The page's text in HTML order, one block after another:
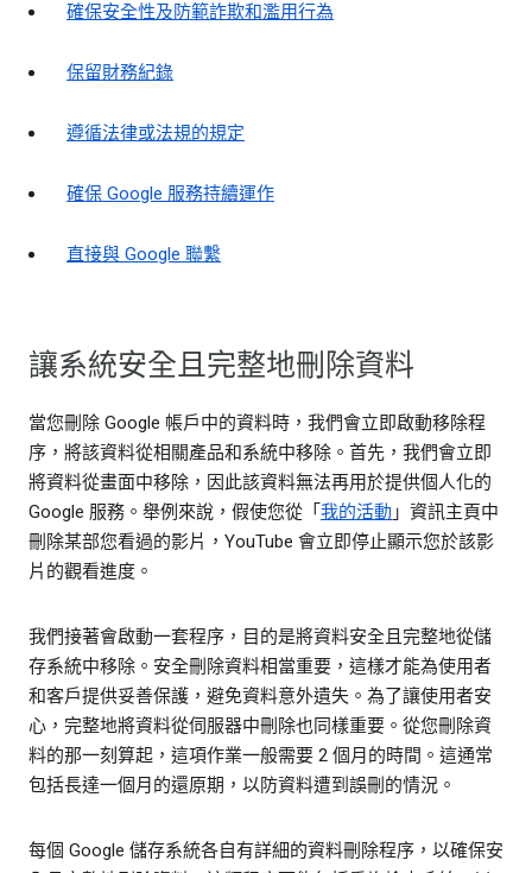
確保安全性及防範詐欺和濫用行為
保留財務紀錄
遵循法律或法規的規定
確保 Google 服務持續運作
直接與 Google 聯繫
讓系統安全且完整地刪除資料
當您刪除 Google 帳戶中的資料時，我們會立即啟動移除程
序，將該資料從相關產品和系統中移除。首先，我們會立即
將資料從畫面中移除，因此該資料無法再用於提供個人化的
Google 服務。舉例來說，假使您從「 我的活動 」資訊主頁中
刪除某部您看過的影片，YouTube 會立即停止顯示您於該影
片的觀看進度。
我們接著會啟動一套程序，目的是將資料安全且完整地從儲
存系統中移除。安全刪除資料相當重要，這樣才能為使用者
和客戶提供妥善保護，避免資料意外遺失。為了讓使用者安
心，完整地將資料從伺服器中刪除也同樣重要。從您刪除資
料的那一刻算起，這項作業一般需要 2 個月的時間。這通常
包括長達一個月的還原期，以防資料遭到誤刪的情況。
每個 Google 儲存系統各自有詳細的資料刪除程序，以確保安